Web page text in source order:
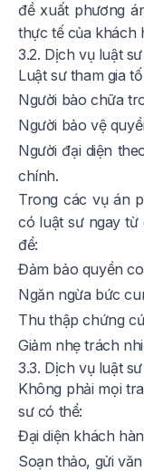
đề xuất phương
thực tế của khách
3.2. Dịch vụ luật
Luật sư tham gia
Người bào chữa
Người bảo vệ
Người đại diện
chính.
Trong các vụ án
có luật sư ngay từ
để:
Đảm bảo quyền
Ngăn ngừa bức
Thu thập chứng
Giảm nhẹ trách
3.3. Dịch vụ luật
Không phải mọi
sư có thể:
Đại diện khách
Soạn thảo, gửi